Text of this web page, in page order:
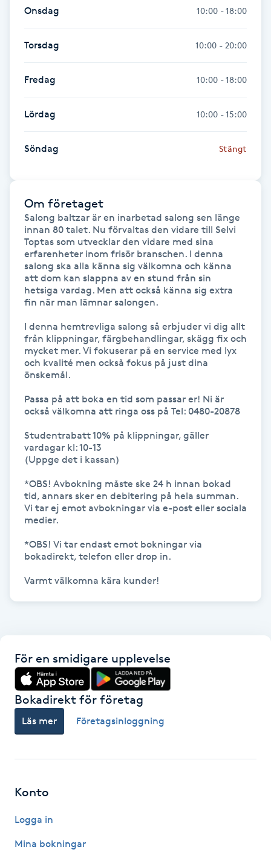
Hälsa
Hälsprickor
Idrottsmassage
IPL hårborttagning
IR-massage
Japansk massage
Katun fransar
Kemisk peeling
Keratinbehandling
Kinesiologi
Kinesisk medicin
Kiropraktik
Klangmassage
Klippning
Koppningsmassage
Kosmetisk tatuering
Kroppspeeling
Käkledsbehandling
Onsdag 10:00 - 18:00
Torsdag 10:00 - 20:00
Fredag 10:00 - 18:00
Lördag 10:00 - 15:00
Söndag Stängt
Om företaget
Salong baltzar är en inarbetad salong sen länge
innan 80 talet. Nu förvaltas den vidare till Selvi
Toptas som utvecklar den vidare med sina
erfarenheter inom frisör branschen. I denna
salong ska alla känna sig välkomna och känna
att dom kan slappna av en stund från sin
hetsiga vardag. Men att också känna sig extra
fin när man lämnar salongen.
I denna hemtrevliga salong så erbjuder vi dig allt
från klippningar, färgbehandlingar, skägg fix och
mycket mer. Vi fokuserar på en service med lyx
och kvalité men också fokus på just dina
önskemål.
Passa på att boka en tid som passar er! Ni är
också välkomna att ringa oss på Tel: 0480-20878
Studentrabatt 10% på klippningar, gäller
vardagar kl: 10-13
(Uppge det i kassan)
*OBS! Avbokning måste ske 24 h innan bokad
tid, annars sker en debitering på hela summan.
Vi tar ej emot avbokningar via e-post eller sociala
medier.
*OBS! Vi tar endast emot bokningar via
bokadirekt, telefon eller drop in.
Varmt välkomna kära kunder!
För en smidigare upplevelse
Bokadirekt för företag
Läs mer Företagsinloggning
Konto
Logga in
Mina bokningar